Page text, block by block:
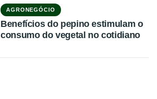
AGRONEGÓCIO
Benefícios do pepino estimulam o
consumo do vegetal no cotidiano